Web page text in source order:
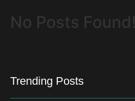
No Posts Found!
Trending Posts